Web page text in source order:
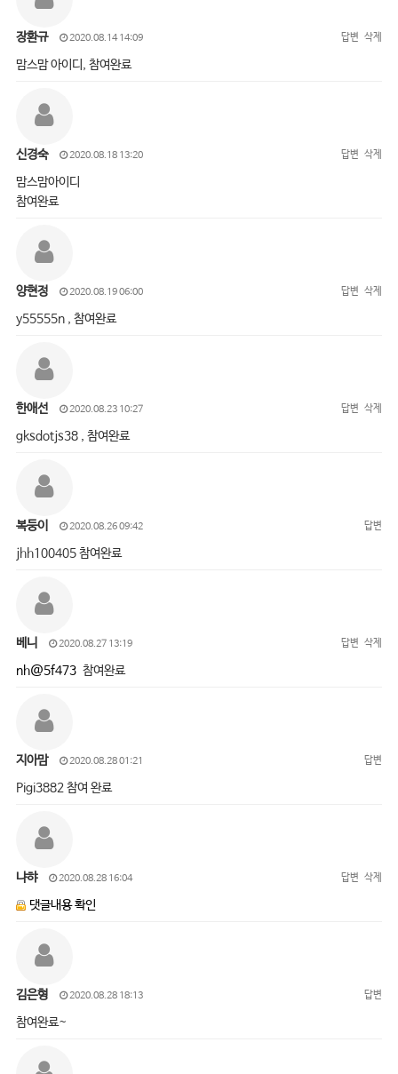
장환규 2020.08.14 14:09 답변 삭제
맘스맘 아이디, 참여완료
신경숙 2020.08.18 13:20 답변 삭제
맘스맘아이디
참여완료
양현정 2020.08.19 06:00 답변 삭제
y55555n , 참여완료
한애선 2020.08.23 10:27 답변 삭제
gksdotjs38 , 참여완료
복둥이 2020.08.26 09:42 답변
jhh100405 참여완료
베니 2020.08.27 13:19 답변 삭제
nh@5f473참여완료
지아맘 2020.08.28 01:21 답변
Pigi3882 참여 완료
냐햐 2020.08.28 16:04 답변 삭제
댓글내용 확인
김은형 2020.08.28 18:13 답변
참여완료~